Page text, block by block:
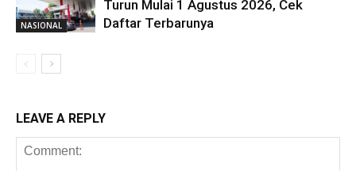
NASIONAL
Turun Mulai 1 Agustus 2026, Cek
Daftar Terbarunya
LEAVE A REPLY